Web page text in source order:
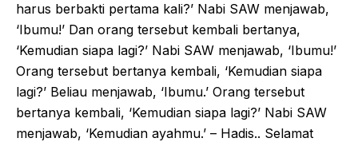
harus berbakti pertama kali?’ Nabi SAW menjawab,
‘Ibumu!’ Dan orang tersebut kembali bertanya,
‘Kemudian siapa lagi?’ Nabi SAW menjawab, ‘Ibumu!’
Orang tersebut bertanya kembali, ‘Kemudian siapa
lagi?’ Beliau menjawab, ‘Ibumu.’ Orang tersebut
bertanya kembali, ‘Kemudian siapa lagi?’ Nabi SAW
menjawab, ‘Kemudian ayahmu.’ – Hadis.. Selamat